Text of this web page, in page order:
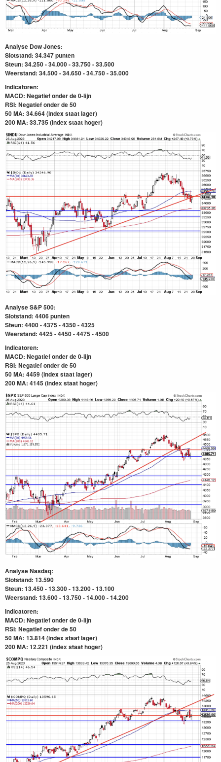
Analyse Dow Jones:
Slotstand: 34.347punten
Steun: 34.250 - 34.000 - 33.750 - 33.500
Weerstand: 34.500 - 34.650 - 34.750 - 35.000
Indicatoren:
MACD: Negatief onder de 0-lijn
RSI: Negatief onder de 50
50 MA: 34.664 (index staat lager)
200 MA: 33.735(index staat hoger)
Analyse S&P 500:
Slotstand: 4406 punten
Steun: 4400 - 4375 - 4350 - 4325
Weerstand: 4425 - 4450 - 4475 - 4500
Indicatoren:
MACD: Negatief onder de 0-lijn
RSI: Negatief onderde 50
50 MA: 4459 (index staat lager)
200 MA: 4145(index staat hoger)
Analyse Nasdaq:
Slotstand: 13.590
Steun: 13.450 - 13.300 - 13.200 - 13.100
Weerstand: 13.600 - 13.750 - 14.000 - 14.200
Indicatoren:
MACD: Negatief onder de 0-lijn
RSI: Negatief onderde 50
50 MA: 13.814 (index staat lager)
200 MA: 12.221 (index staat hoger)